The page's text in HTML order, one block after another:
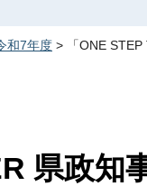
和7年度 > 「ONE
県政知